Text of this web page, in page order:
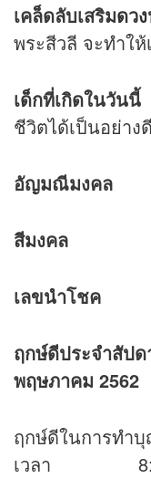
เคล็ดลับเสริมดวง
พระสีวลี จะทำใ
เด็กที่เกิดในวันนี้
ชีวิตได้เป็นอย่าง
อัญมณีมงคล ทั
สีมงคล สีบร
เลขนำโชค 1,
ฤกษ์ดีประจำสัป
พฤษภาคม 2562
ฤกษ์ดีในการทำ
เวลา 8:39